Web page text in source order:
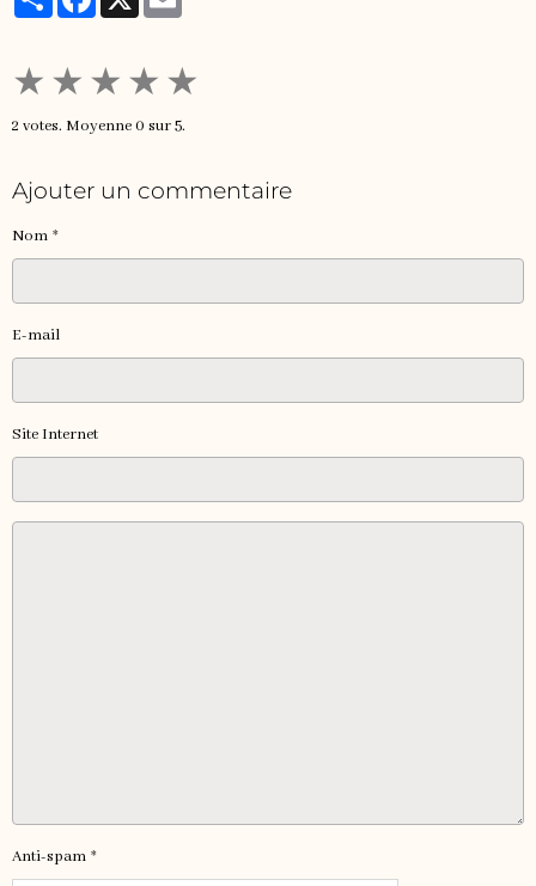
★ ★ ★ ★ ★
2 votes. Moyenne0 sur 5.
Ajouter un commentaire
Nom
E-mail
Site Internet
Anti-spam